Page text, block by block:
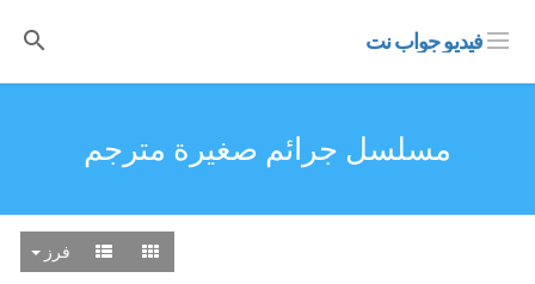
فيديو جواب نت
مسلسل جرائم صغيرة مترجم
فرز